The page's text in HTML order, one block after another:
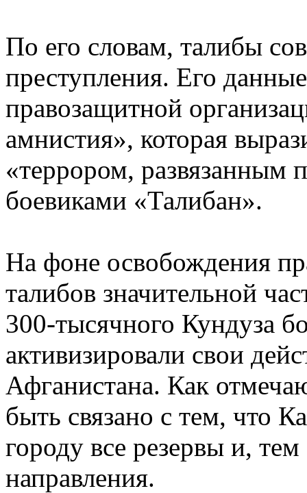
По его словам, талибы
преступления. Его
правозащитной
амнистия», которая
«террором, развязанным
боевиками «Талибан».
На фоне освобождения
талибов значительной
300-тысячного Кундуза
активизировали свои
Афганистана. Как
быть связано с тем, что
городу все резервы и,
направления.